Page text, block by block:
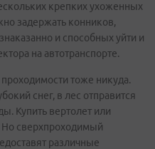
крепких ухоженных
задержать конников,
и способных уйти и
на автотранспорте.
тоже никуда.
снег, в лес отправится
Купить вертолет или
Но сверхпроходимый
различные